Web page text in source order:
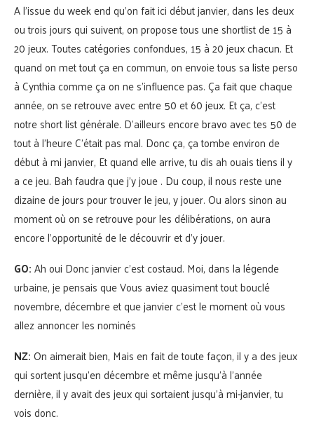
A l’issue du week end qu’on fait ici début janvier, dans les deux
ou trois jours qui suivent, on propose tous une shortlist de 15 à
20 jeux. Toutes catégories confondues, 15 à 20 jeux chacun. Et
quand on met tout ça en commun, on envoie tous sa liste perso
à Cynthia comme ça on ne s’influence pas. Ça fait que chaque
année, on se retrouve avec entre 50 et 60 jeux. Et ça, c’est
notre short list générale. D’ailleurs encore bravo avec tes 50 de
tout à l’heure C’était pas mal. Donc ça, ça tombe environ de
début à mi janvier, Et quand elle arrive, tu dis ah ouais tiens il y
a ce jeu. Bah faudra que j’y joue . Du coup, il nous reste une
dizaine de jours pour trouver le jeu, y jouer. Ou alors sinon au
moment où on se retrouve pour les délibérations, on aura
encore l’opportunité de le découvrir et d’y jouer.
GO:Ah oui Donc janvier c’est costaud. Moi, dans la légende
urbaine, je pensais que Vous aviez quasiment tout bouclé
novembre, décembre et que janvier c’est le moment où vous
allez annoncer les nominés
NZ:On aimerait bien, Mais en fait de toute façon, il y a des jeux
qui sortent jusqu’en décembre et même jusqu’à l’année
dernière, il y avait des jeux qui sortaient jusqu’à mi-janvier, tu
vois donc.